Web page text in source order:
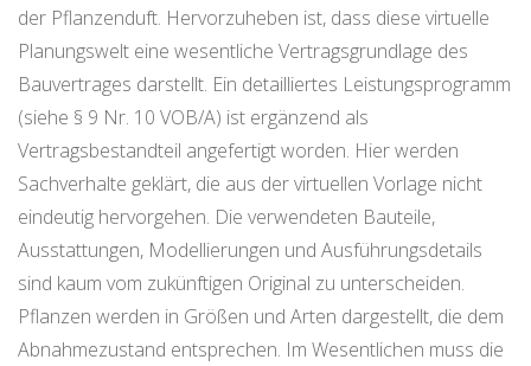
der Pflanzenduft. Hervorzuheben ist, dass diese virtuelle
Planungswelt eine wesentliche Vertragsgrundlage des
Bauvertrages darstellt. Ein detailliertes Leistungsprogramm
(siehe § 9 Nr. 10 VOB/A) ist ergänzend als
Vertragsbestandteil angefertigt worden. Hier werden
Sachverhalte geklärt, die aus der virtuellen Vorlage nicht
eindeutig hervorgehen. Die verwendeten Bauteile,
Ausstattungen, Modellierungen und Ausführungsdetails
sind kaum vom zukünftigen Original zu unterscheiden.
Pflanzen werden in Größen und Arten dargestellt, die dem
Abnahmezustand entsprechen. Im Wesentlichen muss die